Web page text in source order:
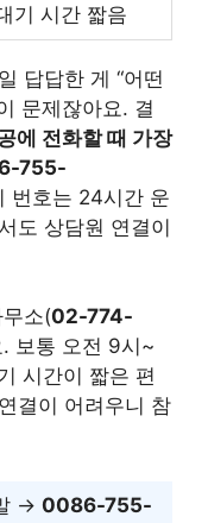
기 시간 짧음
답답한 게 “어떤
문제잖아요. 결
에 전화할 때 가장
755-
번호는 24시간 운
도 상담원 연결이
소(02-774-
보통 오전 9시~
시간이 짧은 편
결이 어려우니 참
→ 0086-755-